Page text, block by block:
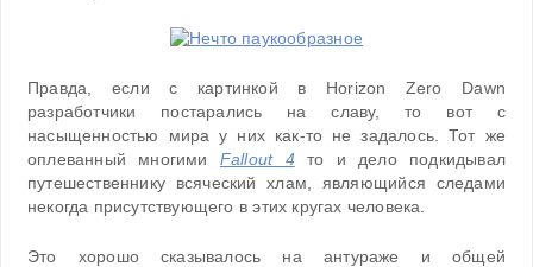
Правда, если с картинкой в Horizon Zero Dawn
разработчики постарались на славу, то вот с
насыщенностью мира у них как-то не задалось. Тот же
оплеванный многими Fallout 4то и дело подкидывал
путешественнику всяческий хлам, являющийся следами
некогда присутствующего в этих кругах человека.
Это хорошо сказывалось на антураже и общей